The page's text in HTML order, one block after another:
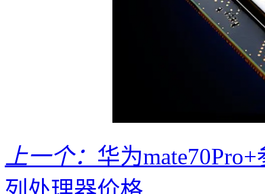
上一个： 华为